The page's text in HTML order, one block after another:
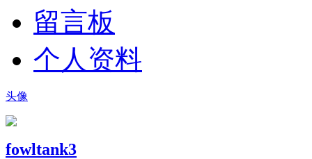
留言板
个人资料
头像
fowltank3